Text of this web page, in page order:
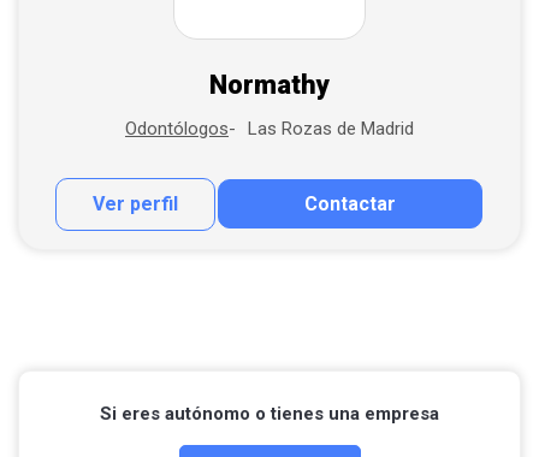
Normathy
Odontólogos Las Rozas de Madrid
Ver perfil Contactar
Contactar por correo
Si eres autónomo o tienes una empresa